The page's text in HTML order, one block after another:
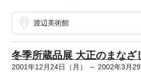
渡辺美術館
冬季所蔵品展 大正のまなざ
2001年12月24日（月） ～ 2002年3月29